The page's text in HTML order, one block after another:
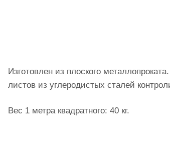
Изготовлен из плоского
листов из углеродистых сталей
Вес 1 метра квадратного: 40 кг.